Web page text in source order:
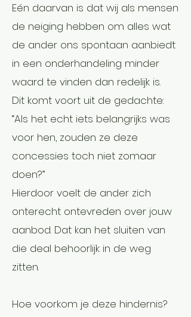
Eén daarvan is dat wij als mensen
de neiging hebben om alles wat
de ander ons spontaan aanbiedt
in een onderhandeling minder
waard te vinden dan redelijk is.
Dit komt voort uit de gedachte:
“Als het echt iets belangrijks was
voor hen, zouden ze deze
concessies toch niet zomaar
doen?”
Hierdoor voelt de ander zich
onterecht ontevreden over jouw
aanbod. Dat kan het sluiten van
die deal behoorlijk in de weg
zitten.
Hoe voorkom je deze hindernis?